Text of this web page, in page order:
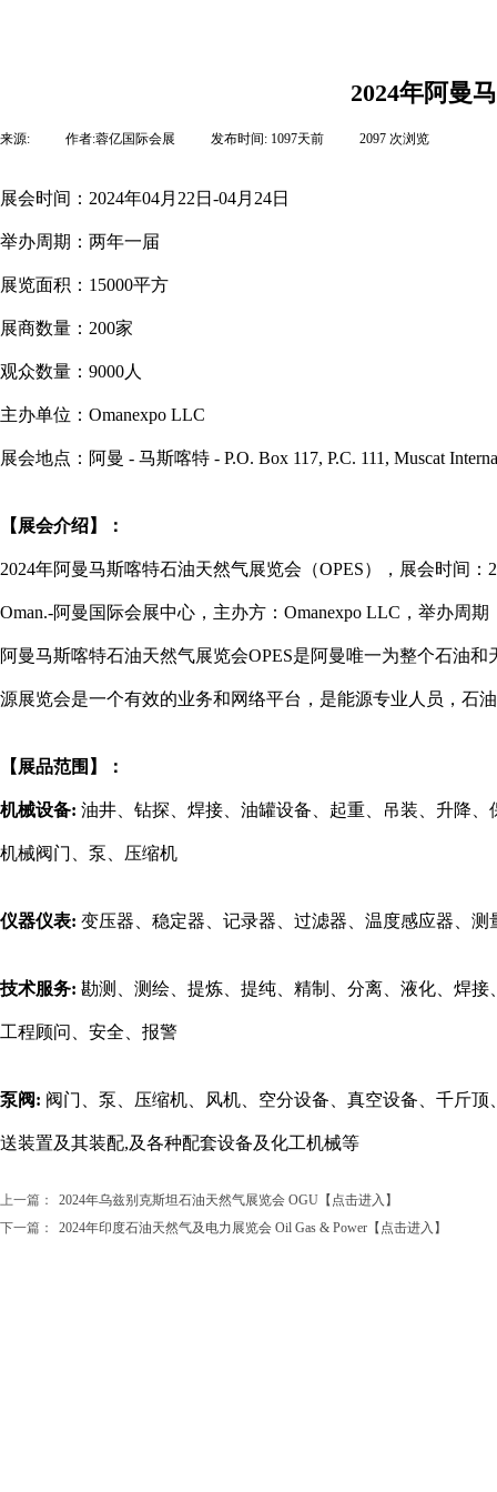
2024年阿曼
来源: 作者:蓉亿国际会展 发布时间: 1097天前 2097 次浏览
展会时间：2024年04月22日-04月24日
举办周期：两年一届
展览面积：15000平方
展商数量：200家
观众数量：9000人
主办单位：Omanexpo LLC
展会地点：阿曼 - 马斯喀特 - P.O. Box 117, P.C. 111, Muscat
【展会介绍】：
2024年阿曼马斯喀特石油天然气展览会（OPES），展会时间：
Oman.-阿曼国际会展中心，主办方：Omanexpo LLC，举办周
阿曼马斯喀特石油天然气展览会OPES是阿曼唯一为整个石油
源展览会是一个有效的业务和网络平台，是能源专业人员，石
【展品范围】：
机械设备: 油井、钻探、焊接、油罐设备、起重、吊装、升降
机械阀门、泵、压缩机
仪器仪表: 变压器、稳定器、记录器、过滤器、温度感应器、
技术服务: 勘测、测绘、提炼、提纯、精制、分离、液化、焊
工程顾问、安全、报警
泵阀: 阀门、泵、压缩机、风机、空分设备、真空设备、千斤
送装置及其装配,及各种配套设备及化工机械等
上一篇：
2024年乌兹别克斯坦石油天然气展览会 OGU【点击进入】
下一篇：
2024年印度石油天然气及电力展览会 Oil Gas & Power【点击进入】